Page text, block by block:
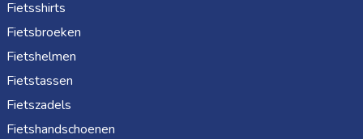
Fietsshirts
Fietsbroeken
Fietshelmen
Fietstassen
Fietszadels
Fietshandschoenen